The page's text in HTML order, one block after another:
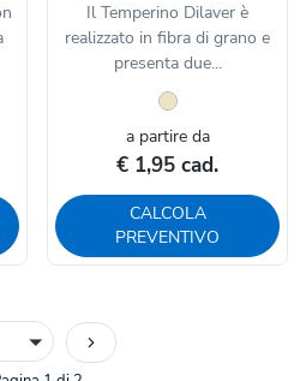
Il Temperino Dilaver è
realizzato in fibra di grano e
presenta due...
a partire da
€ 1,95 cad.
CALCOLA
PREVENTIVO